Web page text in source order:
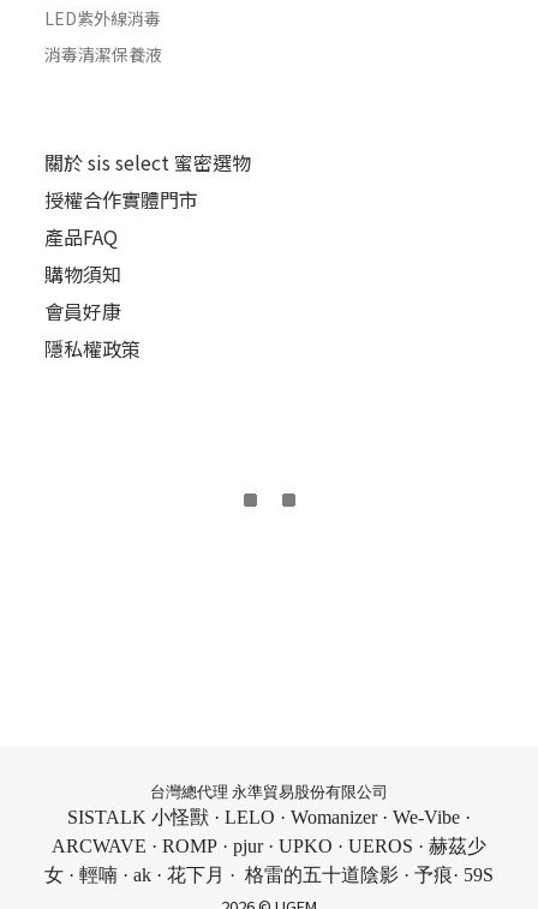
LED紫外線消毒
消毒清潔保養液
關於 sis select 蜜密選物
授權合作實體門市
產品FAQ
購物須知
會員好康
隱私權政策
台灣總代理 永準貿易股份有限公司
SISTALK 小怪獸 · LELO · Womanizer · We-Vibe ·
ARCWAVE · ROMP · pjur · UPKO · UEROS · 赫茲少
女 · 輕喃 · ak · 花下月 · 格雷的五十道陰影 · 予痕· 59S